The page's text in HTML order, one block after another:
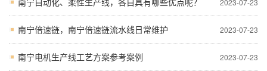
2023-07-23
南宁倍速链，南宁倍速链流水线日常维护
2023-07-23
南宁电机生产线工艺方案参考案例